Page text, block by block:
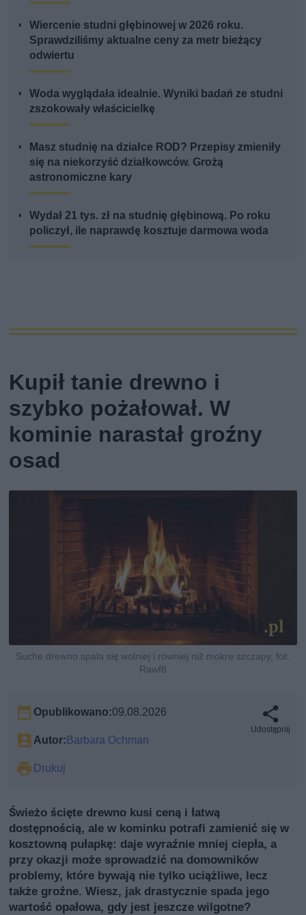
Wiercenie studni głębinowej w 2026 roku.
Sprawdziliśmy aktualne ceny za metr bieżący
odwiertu
Woda wyglądała idealnie. Wyniki badań ze studni
zszokowały właścicielkę
Masz studnię na działce ROD? Przepisy zmieniły
się na niekorzyść działkowców. Grożą
astronomiczne kary
Wydał 21 tys. zł na studnię głębinową. Po roku
policzył, ile naprawdę kosztuje darmowa woda
Kupił tanie drewno i
szybko pożałował. W
kominie narastał groźny
osad
Suche drewno spala się wolniej i równiej niż mokre szczapy, fot.
Rawf8
Opublikowano:09.08.2026
Autor: Barbara Ochman
Drukuj
Udostępnij
Świeżo ścięte drewno kusi ceną i łatwą
dostępnością, ale w kominku potrafi zamienić się w
kosztowną pułapkę: daje wyraźnie mniej ciepła, a
przy okazji może sprowadzić na domowników
problemy, które bywają nie tylko uciążliwe, lecz
także groźne. Wiesz, jak drastycznie spada jego
wartość opałowa, gdy jest jeszcze wilgotne?